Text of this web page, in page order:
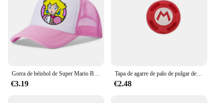
€3.19
Tapa de agarre de palo de pulgar de Super Mario Bros para Nintendo Switch, cubierta de botones Oled NS Joy-con, accesorios de Joycon seta
€2.48